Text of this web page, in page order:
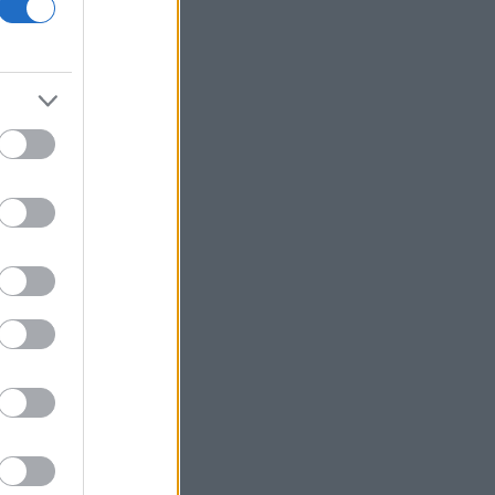
πληγείσες περιοχές - 118 «κόκκινα»
Σε εξέλιξη πυρκαγιές σε Σκύρο και
Φάρσαλα
ΑΔΜΗΕ: Διατηρεί την τεχνική ηγεσία
κατά την κατασκευή του Great Sea
ΗΠΑ: Επιτροπή της Γερουσίας
προτείνει άσκηση διώξεων σε βάρος
Υπ. Παιδείας: Ανακοινώθηκαν 95
ΕΛΑΣ: «Βιομηχανία κοροϊδίας από τον
CrediaBank: Ισχυρές επιδόσεις στο α'